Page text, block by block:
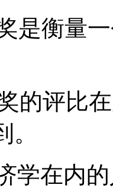
衡量一
评比在
在内的